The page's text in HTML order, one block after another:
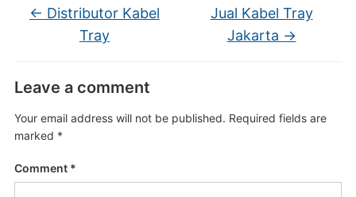
← Distributor Kabel
Tray
Jual Kabel Tray
Jakarta →
Leave a comment
Your email address will not be published. Required fields are
marked *
Comment *